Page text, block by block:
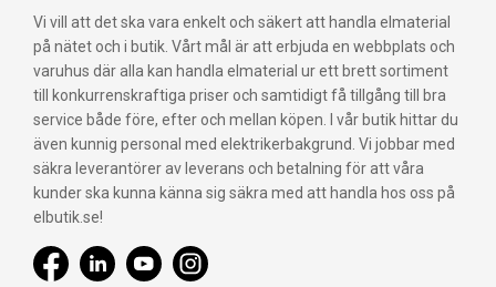
Vi vill att det ska vara enkelt och säkert att handla elmaterial
på nätet och i butik. Vårt mål är att erbjuda en webbplats och
varuhus där alla kan handla elmaterial ur ett brett sortiment
till konkurrenskraftiga priser och samtidigt få tillgång till bra
service både före, efter och mellan köpen. I vår butik hittar du
även kunnig personal med elektrikerbakgrund. Vi jobbar med
säkra leverantörer av leverans och betalning för att våra
kunder ska kunna känna sig säkra med att handla hos oss på
elbutik.se!